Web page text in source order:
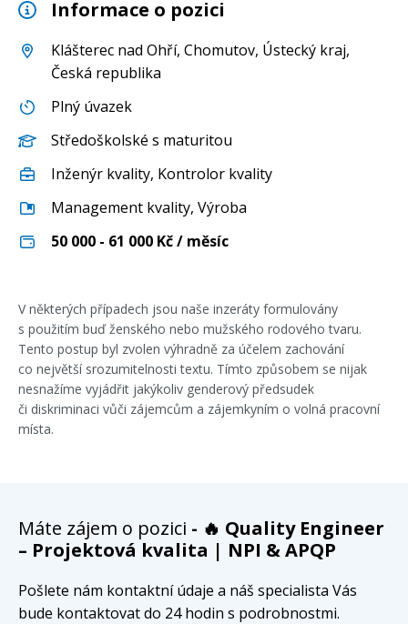
Informace o pozici
Klášterec nad Ohří, Chomutov, Ústecký kraj,
Česká republika
Plný úvazek
Středoškolské s maturitou
Inženýr kvality, Kontrolor kvality
Management kvality, Výroba
50 000 - 61 000 Kč / měsíc
V některých případech jsou naše inzeráty formulovány
s použitím buď ženského nebo mužského rodového tvaru.
Tento postup byl zvolen výhradně za účelem zachování
co největší srozumitelnosti textu. Tímto způsobem se nijak
nesnažíme vyjádřit jakýkoliv genderový předsudek
či diskriminaci vůči zájemcům a zájemkyním o volná pracovní
místa.
Máte zájem o pozici - 🔥 Quality Engineer
– Projektová kvalita | NPI & APQP
Pošlete nám kontaktní údaje a náš specialista Vás
bude kontaktovat do 24 hodin s podrobnostmi.